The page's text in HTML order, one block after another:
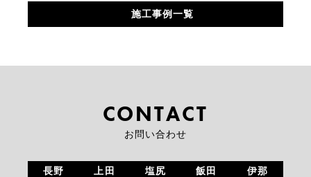
施工事例一覧
CONTACT
お問い合わせ
長野 上田 塩尻 飯田 伊那